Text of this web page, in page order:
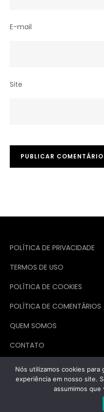
E-mail
Site
POLÍTICA DE PRIVACIDADE
TERMOS DE USO
POLÍTICA DE COOKIES
POLÍTICA DE COMENTÁRIOS
QUEM SOMOS
CONTATO
Todos os direitos
Nós utilizamos cookies
experiência em nosso site.
assumimos